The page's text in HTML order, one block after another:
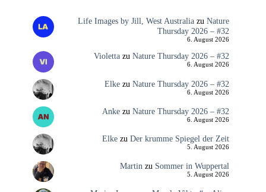
Life Images by Jill, West Australiazu Nature
Thursday 2026 – #32
6. August 2026
Violettazu Nature Thursday 2026 – #32
6. August 2026
Elkezu Nature Thursday 2026 – #32
6. August 2026
Ankezu Nature Thursday 2026 – #32
6. August 2026
Elkezu Der krumme Spiegel der Zeit
5. August 2026
Martin zu Sommer in Wuppertal
5. August 2026